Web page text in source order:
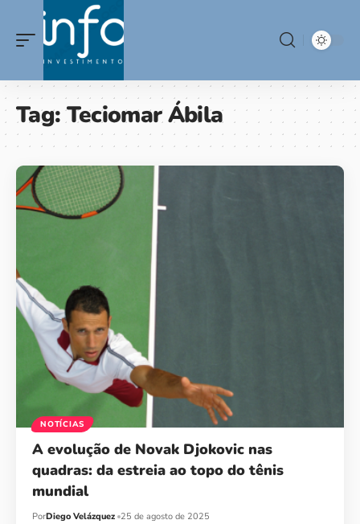
Tag:Teciomar Ábila
NOTÍCIAS
A evolução de Novak Djokovic nas
quadras: da estreia ao topo do tênis
mundial
PorDiego Velázquez 25 de agosto de 2025